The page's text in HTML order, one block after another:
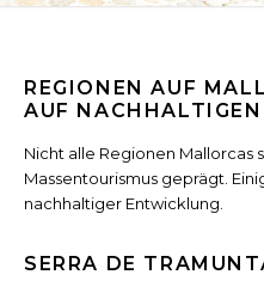
REGIONEN AUF
AUF
Nicht alle Regionen Mallorcas
Massentourismus geprägt.
nachhaltiger Entwicklung.
SERRA DE